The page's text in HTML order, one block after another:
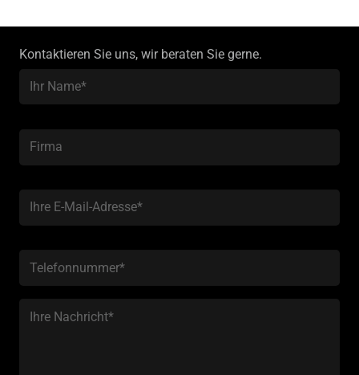
Kontaktieren Sie uns, wir beraten Sie gerne.